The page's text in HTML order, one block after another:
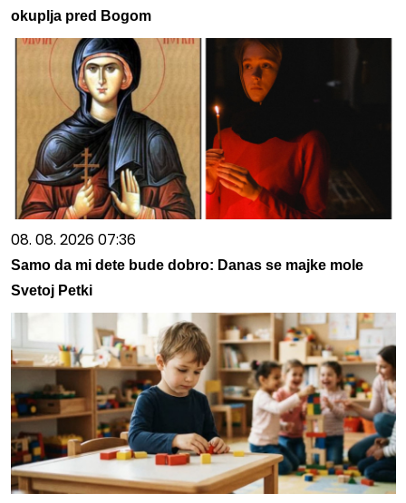
okuplja pred Bogom
08. 08. 2026 07:36
Samo da mi dete bude dobro: Danas se majke mole
Svetoj Petki